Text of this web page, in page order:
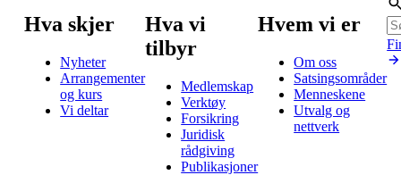
Hva skjer
Nyheter
Arrangementer
og kurs
Vi deltar
Hva vi
tilbyr
Medlemskap
Verktøy
Forsikring
Juridisk
rådgiving
Publikasjoner
Hvem vi er
Om oss
Satsingsområder
Menneskene
Utvalg og
nettverk